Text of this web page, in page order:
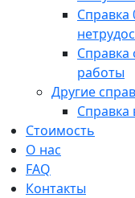
Справка
Справка
работы
Другие
Справка
Стоимость
О нас
FAQ
Контакты